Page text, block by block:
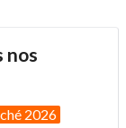
nos
2026